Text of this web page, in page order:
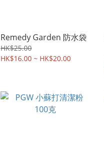
Remedy Garden 防水袋
HK$25.00
HK$16.00 ~ HK$20.00